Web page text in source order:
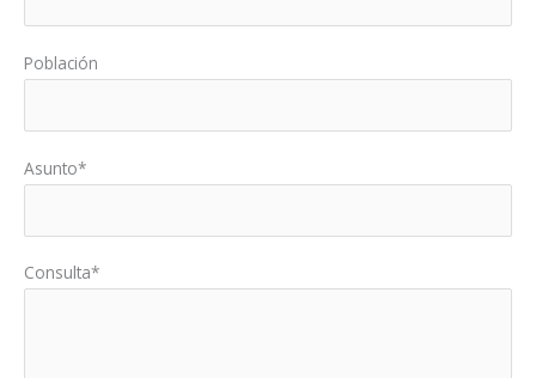
Población
Asunto*
Consulta*